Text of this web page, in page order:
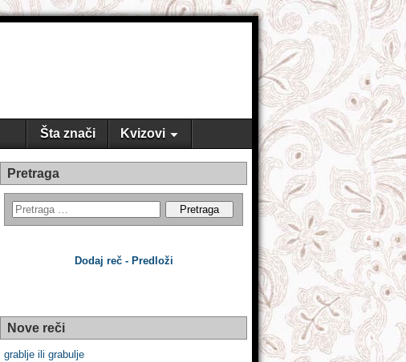
Šta znači Kvizovi
Pretraga
Dodaj reč - Predloži
Nove reči
grablje ili grabulje